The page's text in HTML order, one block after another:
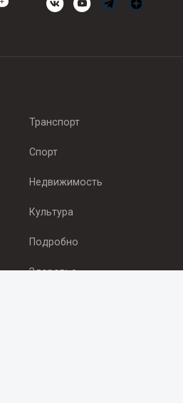
Транспорт
Спорт
Недвижимость
Культура
Подробно
Здоровье